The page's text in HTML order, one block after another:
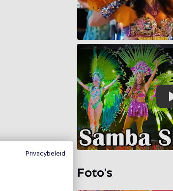
Play
Foto's
Privacybeleid